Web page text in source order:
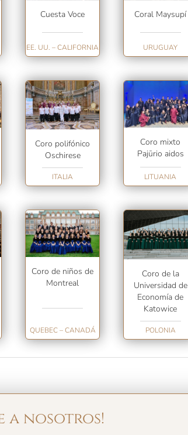
Cuesta Voce
EE. UU. – CALIFORNIA
Coral Maysupí
URUGUAY
Coro polifónico
Oschirese
ITALIA
Coro mixto
Pajūrio aidos
LITUANIA
Coro de niños de
Montreal
QUEBEC – CANADÁ
Coro de la
Universidad de
Economía de
Katowice
POLONIA
a nosotros!